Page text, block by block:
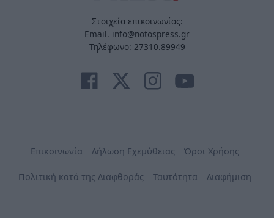
Στοιχεία επικοινωνίας:
Email. info@notospress.gr
Τηλέφωνο: 27310.89949
Επικοινωνία Δήλωση Εχεμύθειας Όροι Χρήσης
Πολιτική κατά της Διαφθοράς Ταυτότητα Διαφήμιση